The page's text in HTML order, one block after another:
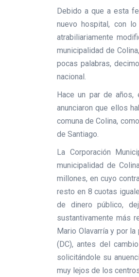
Debido a que a esta
nuevo hospital, con
atrabiliariamente
municipalidad de
pocas palabras,
nacional.
Hace un par de
anunciaron que ellos
comuna de Colina,
de Santiago.
La Corporación
municipalidad de
millones, en cuyo
resto en 8 cuotas
de dinero público,
sustantivamente más
Mario Olavarría y por
(DC), antes del
solicitándole su
muy lejos de los